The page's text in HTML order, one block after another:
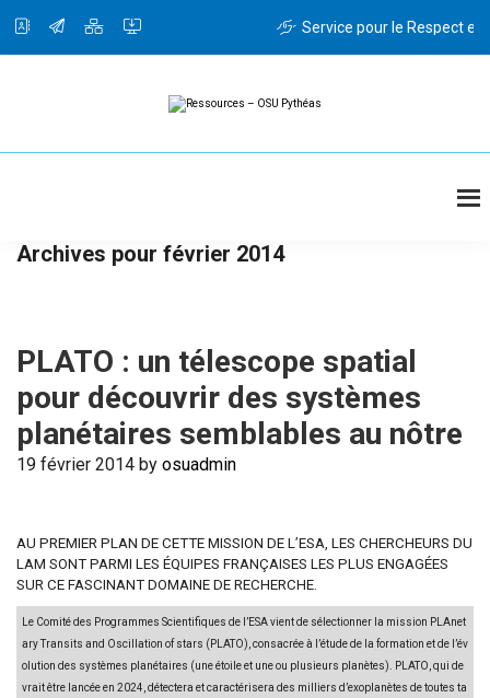
au
principal
à
barre
Service pour le Respect et
Ressources
OSU
Ressources
Archives pour février 2014
PLATO : un télescope spatial
pour découvrir des systèmes
planétaires semblables au nôtre
19 février 2014 by osuadmin
AU PREMIER PLAN DE CETTE MISSION DE L’ESA, LES CHERCHEURS DU
LAM SONT PARMI LES ÉQUIPES FRANÇAISES LES PLUS ENGAGÉES
SUR CE FASCINANT DOMAINE DE RECHERCHE.
Le Comité des Programmes Scientifiques de l’ESA vient de sélectionner la mission PLAnet
ary Transits and Oscillation of stars (PLATO), consacrée à l’étude de la formation et de l’év
olution des systèmes planétaires (une étoile et une ou plusieurs planètes). PLATO, qui de
vrait être lancée en 2024, détectera et caractérisera des milliers d’exoplanètes de toutes ta